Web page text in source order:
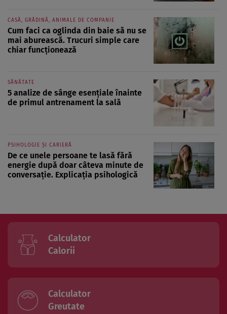
CASĂ, GRĂDINĂ, ANIMALE DE COMPANIE
Cum faci ca oglinda din baie să nu se
mai aburească. Trucuri simple care
chiar funcționează
SĂNĂTATE
5 analize de sânge esențiale înainte
de primul antrenament la sală
PSIHOLOGIE ȘI CARIERĂ
De ce unele persoane te lasă fără
energie după doar câteva minute de
conversație. Explicația psihologică
Calculator
Calorii
Calculator
Greutate